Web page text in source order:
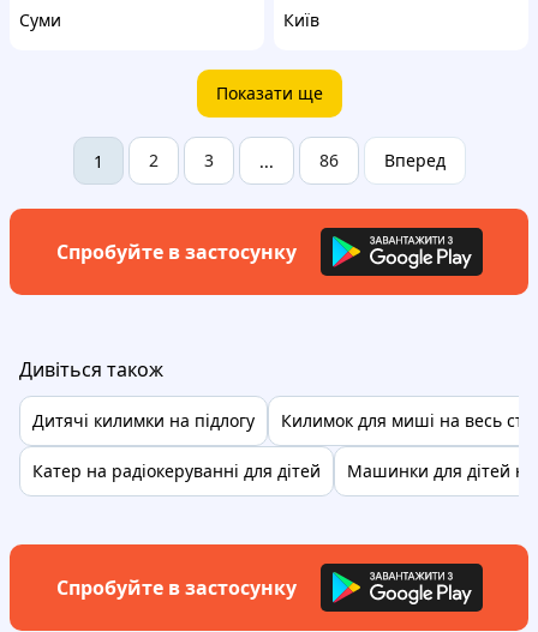
Суми
Київ
Показати ще
1 2 3 ... 86 Вперед
Спробуйте в застосунку
Дивіться також
Дитячі килимки на підлогу Килимок для миші на весь стіл
Катер на радіокеруванні для дітей Машинки для дітей на
Спробуйте в застосунку